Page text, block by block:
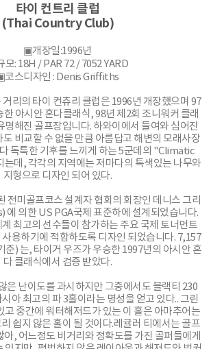
타이 컨트리 클럽
(Thai Country Club)
▣개장일:1996년
: 18H / PAR 72 / 7052 YARD
코스디자인 : Denis Griffiths
리의 타이 컨츄리 클럽은 1996년 개장했으며 97
한 아시안 혼다클래식, 98년 제2회 조니워커 클래
명해진 골프장입니다. 하와이에서 들여와 심어진
비교할 수 없을 만큼 아름답고 해변의 모래사장
독특한 기후를 느끼게 하는 5군데의 "Climatic
데, 각각의 지역에는 저마다의 특색있는 나무와
지형으로 디자인 되어 있다.
전미골프코스 설계자 협회의 회장인 데니스 그리
의한 US PGA국제 표준하에 설계되었습니다.
최고의 선수들이 참가하는 주요 국제 토너먼트
용하기에 적합하도록 디자인 되었습니다. 7,157
준) 는, 타이거 우즈가 우승한 1997년의 아시안 혼
다 클래식에서 검증 받았다.
은 난이도를 과시하지만 그중에서도 블랙티 230
아 최고의 파 3홀이라는 명성을 얻고 있다.. 그린
고 중간에 워터해저드가 있는 이 홀은 아마추어는
쉽지 않은 홀이 될 것이다.레귤러 티에서는 골프
아, 어느정도 비거리와 정확도를 가진 골퍼들에게